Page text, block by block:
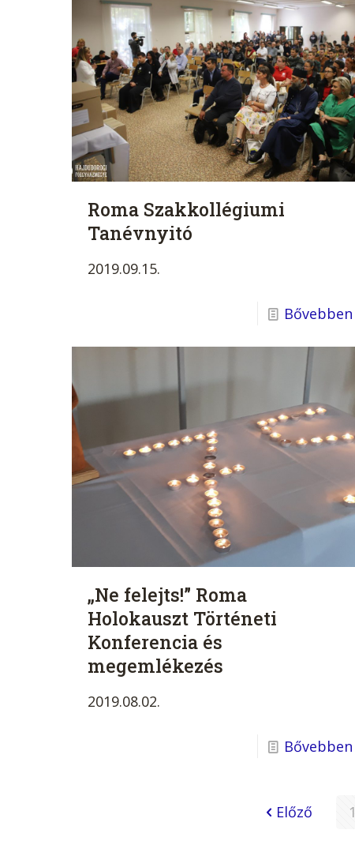
Roma Szakkollégiumi
Tanévnyitó
2019.09.15.
Bővebben
„Ne felejts!” Roma
Holokauszt Történeti
Konferencia és
megemlékezés
2019.08.02.
Bővebben
Előző 1